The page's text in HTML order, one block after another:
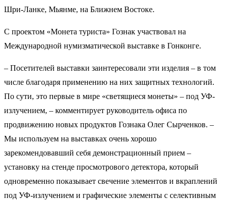
Шри-Ланке, Мьянме, на Ближнем Востоке.
С проектом «Монета туриста» Гознак участвовал на
Международной нумизматической выставке в Гонконге.
– Посетителей выставки заинтересовали эти изделия – в том
числе благодаря применению на них защитных технологий.
По сути, это первые в мире «светящиеся монеты» – под УФ-
излучением, – комментирует руководитель офиса по
продвижению новых продуктов Гознака Олег Сырченков. –
Мы используем на выставках очень хорошо
зарекомендовавший себя демонстрационный прием –
установку на стенде просмотрового детектора, который
одновременно показывает свечение элементов и вкраплений
под УФ-излучением и графические элементы с селективным